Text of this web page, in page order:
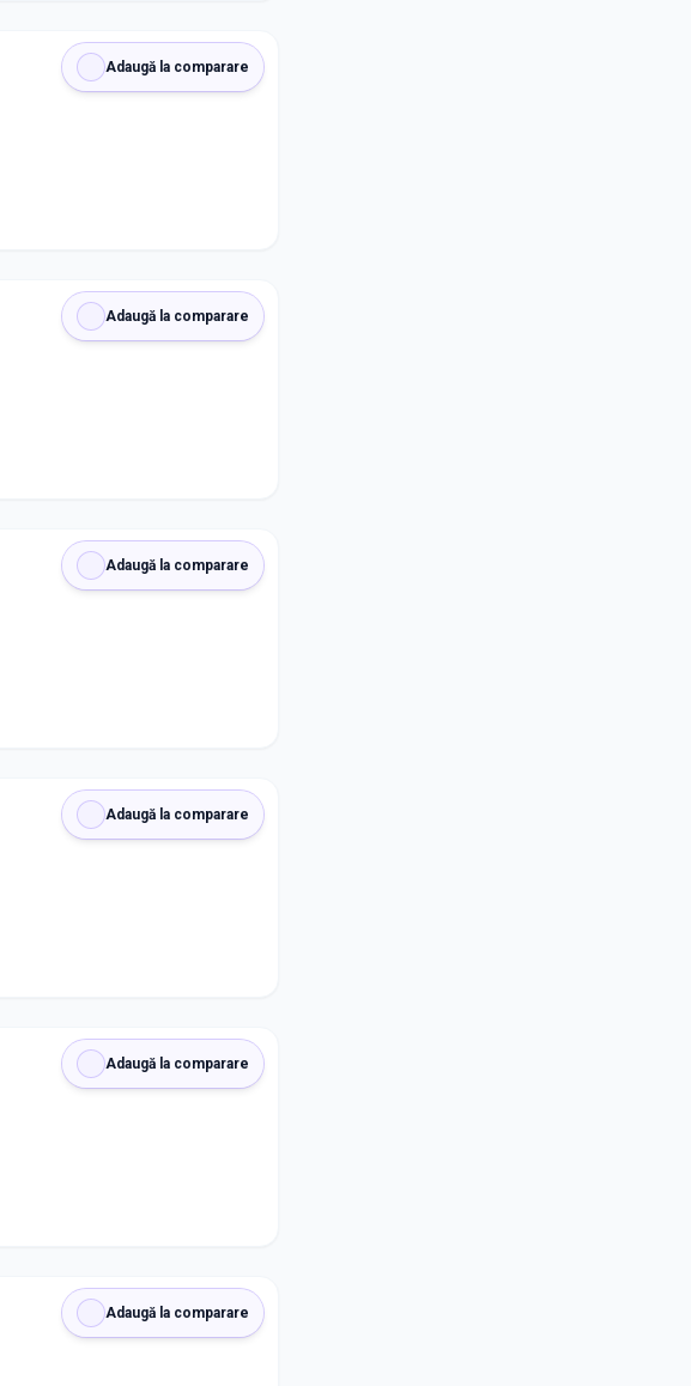
Adaugă la comparare
Adaugă la comparare
Adaugă la comparare
Adaugă la comparare
Adaugă la comparare
Adaugă la comparare